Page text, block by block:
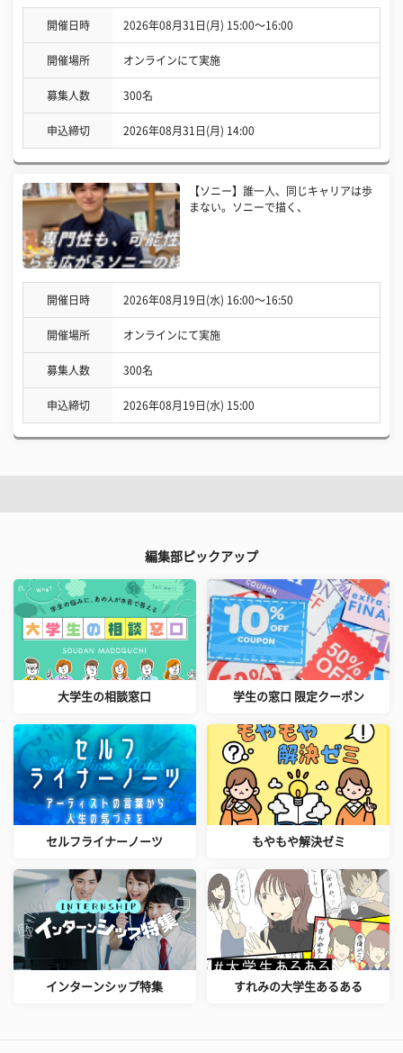
開催日時 2026年08月31日(月) 15:00〜16:00
開催場所 オンラインにて実施
募集人数 300名
申込締切 2026年08月31日(月) 14:00
【ソニー】誰一人、同じキャリアは歩
まない。ソニーで描く、
開催日時 2026年08月19日(水) 16:00〜16:50
開催場所 オンラインにて実施
募集人数 300名
申込締切 2026年08月19日(水) 15:00
編集部ピックアップ
大学生の相談窓口 学生の窓口 限定クーポン
セルフライナーノーツ もやもや解決ゼミ
インターンシップ特集 すれみの大学生あるある